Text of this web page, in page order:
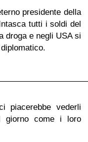
presidente della
tutti i soldi del
droga e negli USA si
piacerebbe vederli
giorno come i loro